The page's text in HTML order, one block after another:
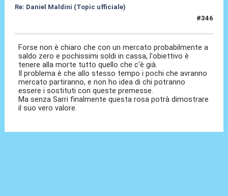
Re: Daniel Maldini (Topic ufficiale)
#346
Forse non è chiaro che con un mercato probabilmente a
saldo zero e pochissimi soldi in cassa, l'obiettivo è
tenere alla morte tutto quello che c'è già.
Il problema è che allo stesso tempo i pochi che avranno
mercato partiranno, e non ho idea di chi potranno
essere i sostituti con queste premesse.
Ma senza Sarri finalmente questa rosa potrà dimostrare
il suo vero valore.